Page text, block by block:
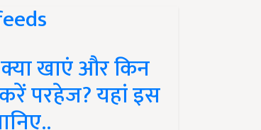
खाएं और किन
परहेज? यहां इस